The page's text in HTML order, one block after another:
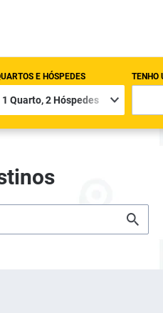
E HÓSPEDES TENHO